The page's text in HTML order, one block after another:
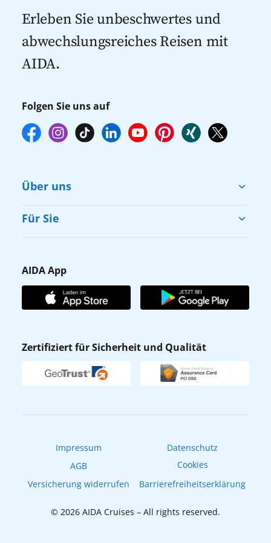
Kreuzfahrten 2027
Erleben Sie unbeschwertes und
abwechslungsreiches Reisen mit
AIDA.
Folgen Sie uns auf
Über uns
Cruise & Help
Karriere
Affiliateprogramm
Verhaltens- & Ethikkodex
Newsletter
Für Sie
Gästefragebogen
AIDA Club
AIDA App
AIDA App
Zertifiziert für Sicherheit und Qualität
Impressum
Datenschutz
AGB
Cookies
Versicherung widerrufen
Barrierefreiheitserklärung
© 2026 AIDA Cruises – All rights reserved.